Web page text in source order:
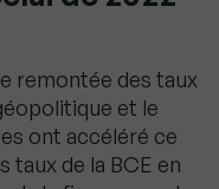
remontée des taux
et le
ont accéléré ce
taux de la BCE en